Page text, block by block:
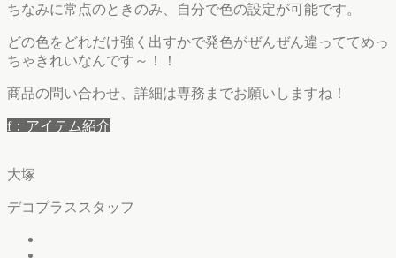
ちなみに常点のときのみ、自分で色の設定が可能です。
どの色をどれだけ強く出すかで発色がぜんぜん違っててめっ
ちゃきれいなんです～！！
商品の問い合わせ、詳細は専務までお願いしますね！
f：アイテム紹介
大塚
デコプラススタッフ